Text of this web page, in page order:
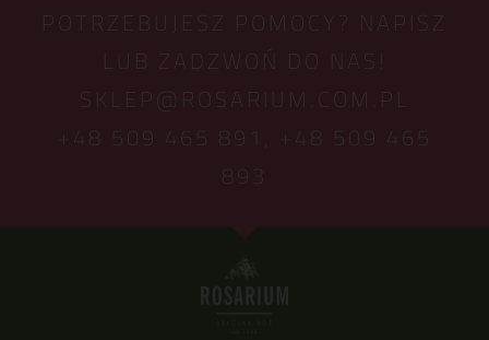
POTRZEBUJESZ POMOCY? NAPISZ
LUB ZADZWOŃ DO NAS!
SKLEP@ROSARIUM.COM.PL
+48 509 465 891,
+48 509 465
893